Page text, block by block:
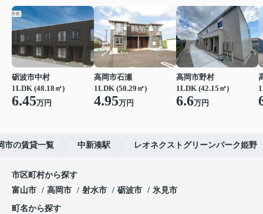
砺波市中村
1LDK (48.18㎡)
6.45万円
高岡市石瀬
1LDK (50.29㎡)
4.95万円
高岡市野村
1LDK (42.15㎡)
6.6万円
市の賃貸一覧 中新湊駅 レオネクストグリーンパーク姫野
市区町村から探す
富山市
高岡市 射水市 砺波市 氷見市
町名から探す